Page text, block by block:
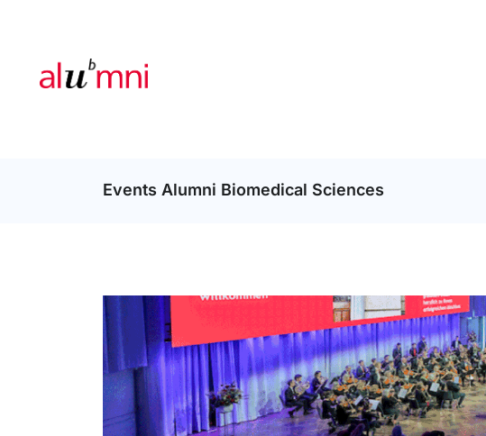
Events Alumni Biomedical Sciences